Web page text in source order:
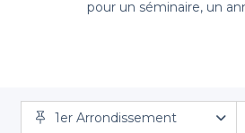
pour un séminaire, un
Nous vous avons
découvrir des
1er Arrondissement